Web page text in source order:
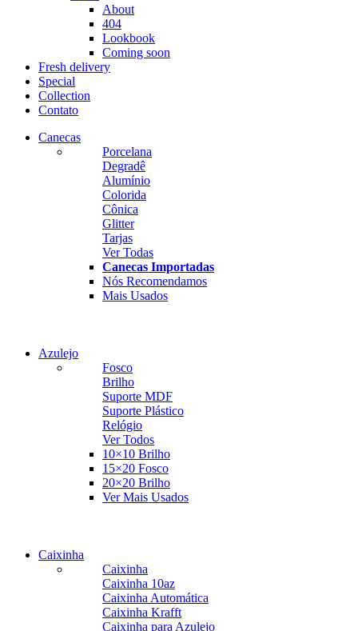
About
404
Lookbook
Coming soon
Fresh delivery
Special
Collection
Contato
Canecas
Porcelana
Degradê
Alumínio
Colorida
Cônica
Glitter
Tarjas
Ver Todas
Canecas Importadas
Nós Recomendamos
Mais Usados
Visualizar
Canecas Especiais
Caneca Glitter
Azulejo
Fosco
Brilho
Suporte MDF
Suporte Plástico
Relógio
Ver Todos
10×10 Brilho
15×20 Fosco
20×20 Brilho
Ver Mais UsadosVisualizar
Caixinha
Caixinha
Caixinha 10az
Caixinha Automática
Caixinha Krafft
Caixinha para Azulejo